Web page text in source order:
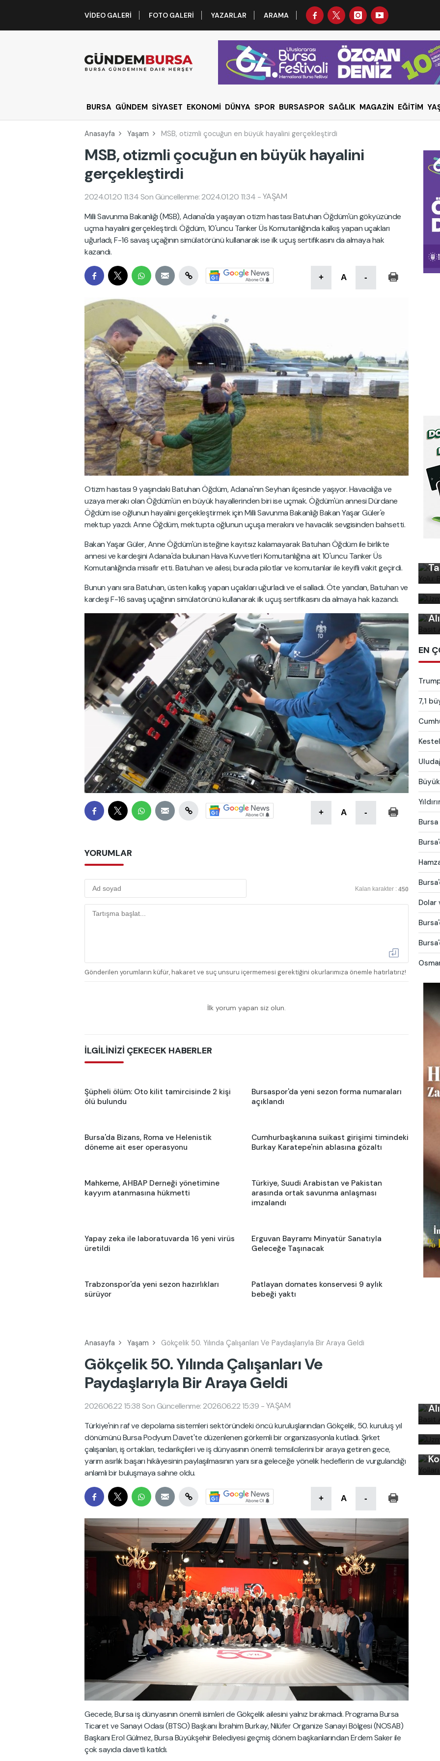
VIDEO GALERI FOTO GALERI YAZARLAR ARAMA
BURSA GÜNDEM SİYASET EKONOMİ DÜNYA SPOR BURSASPOR SAĞLIK MAGAZİN EĞİTİM
Anasayfa Yaşam MSB, otizmli çocuğun en büyük hayalini gerçekleştirdi
MSB, otizmli çocuğun en büyük hayalini
gerçekleştirdi
2024.01.20 11:34 Son Güncellenme: 2024.01.20 11:34 -YAŞAM
Milli Savunma Bakanlığı (MSB), Adana'da yaşayan otizm hastası Batuhan Öğdüm'ün gökyüzünde
uçma hayalini gerçekleştirdi. Öğdüm, 10'uncu Tanker Üs Komutanlığında kalkış yapan uçakları
uğurladı, F-16 savaş uçağının simülatörünü kullanarak ise ilk uçuş sertifikasını da almaya hak
kazandı.
+ A -
Otizm hastası 9 yaşındaki Batuhan Öğdüm, Adana'nın Seyhan ilçesinde yaşıyor. Havacılığa ve
uzaya merakı olan Öğdüm'ün en büyük hayallerinden biri ise uçmak. Öğdüm'ün annesi Dürdane
Öğdüm ise oğlunun hayalini gerçekleştirmek için Milli Savunma Bakanlığı Bakan Yaşar Güler'e
mektup yazdı. Anne Öğdüm, mektupta oğlunun uçuşa merakını ve havacılık sevgisinden bahsetti.
Bakan Yaşar Güler, Anne Öğdüm'ün isteğine kayıtsız kalamayarak Batuhan Öğdüm ile birlikte
annesi ve kardeşini Adana'da bulunan Hava Kuvvetleri Komutanlığına ait 10'uncu Tanker Üs
Komutanlığında misafir etti. Batuhan ve ailesi, burada pilotlar ve komutanlar ile keyifli vakit geçirdi.
Bunun yanı sıra Batuhan, üsten kalkış yapan uçakları uğurladı ve el salladı. Öte yandan, Batuhan ve
kardeşi F-16 savaş uçağının simülatörünü kullanarak ilk uçuş sertifikasını da almaya hak kazandı.
+ A -
YORUMLAR
Kalan karakter : 450
Gönderilen yorumların küfür, hakaret ve suç unsuru içermemesi gerektiğini okurlarımıza önemle hatırlatırız!
İlk yorum yapan siz olun.
İLGİLİNİZİ ÇEKECEK HABERLER
Şüpheli ölüm: Oto kilit tamircisinde 2 kişi
ölü bulundu
Bursaspor'da yeni sezon forma numaraları
açıklandı
Bursa'da Bizans, Roma ve Helenistik
döneme ait eser operasyonu
Cumhurbaşkanına suikast girişimi timindeki
Burkay Karatepe'nin ablasına gözaltı
Mahkeme, AHBAP Derneği yönetimine
kayyım atanmasına hükmetti
Türkiye, Suudi Arabistan ve Pakistan
arasında ortak savunma anlaşması
imzalandı
Yapay zeka ile laboratuvarda 16 yeni virüs
üretildi
Erguvan Bayramı Minyatür Sanatıyla
Geleceğe Taşınacak
Trabzonspor'da yeni sezon hazırlıkları
sürüyor
Patlayan domates konservesi 9 aylık
bebeği yaktı
EN
7,1
Dolar
Anasayfa Yaşam Gökçelik 50. Yılında Çalışanları Ve Paydaşlarıyla Bir Araya Geldi
Gökçelik 50. Yılında Çalışanları Ve
Paydaşlarıyla Bir Araya Geldi
2026.06.22 15:38 Son Güncellenme: 2026.06.22 15:39 -YAŞAM
Türkiye'nin raf ve depolama sistemleri sektöründeki öncü kuruluşlarından Gökçelik, 50. kuruluş yıl
dönümünü Bursa Podyum Davet'te düzenlenen görkemli bir organizasyonla kutladı. Şirket
çalışanları, iş ortakları, tedarikçileri ve iş dünyasının önemli temsilcilerini bir araya getiren gece,
yarım asırlık başarı hikâyesinin paylaşılmasının yanı sıra geleceğe yönelik hedeflerin de vurgulandığı
anlamlı bir buluşmaya sahne oldu.
+ A -
Gecede, Bursa iş dünyasının önemli isimleri de Gökçelik ailesini yalnız bırakmadı. Programa Bursa
Ticaret ve Sanayi Odası (BTSO) Başkanı İbrahim Burkay, Nilüfer Organize Sanayi Bölgesi (NOSAB)
Başkanı Erol Gülmez, Bursa Büyükşehir Belediyesi geçmiş dönem başkanlarından Erdem Saker ile
çok sayıda davetli katıldı.